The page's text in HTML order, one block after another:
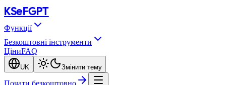
KSeFGPT
Функції
Безкоштовні інструменти
ЦіниFAQ
UK Змінити тему
Почати безкоштовно